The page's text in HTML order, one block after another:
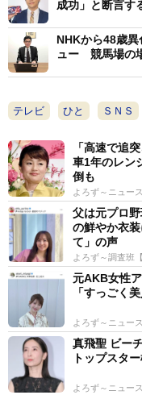
成功」と断言
NHKから48歳
ュー 競馬場の
テレビ ひと ＳＮＳ
「高速で追
車1年のレン
倒も
よろず～ニュー
父は元プロ
の鮮やか衣
て」の声
よろず～調査班
元AKB女性
「すっごく
よろず～ニュー
真飛聖 ビー
トップスタ
よろず～ニュー